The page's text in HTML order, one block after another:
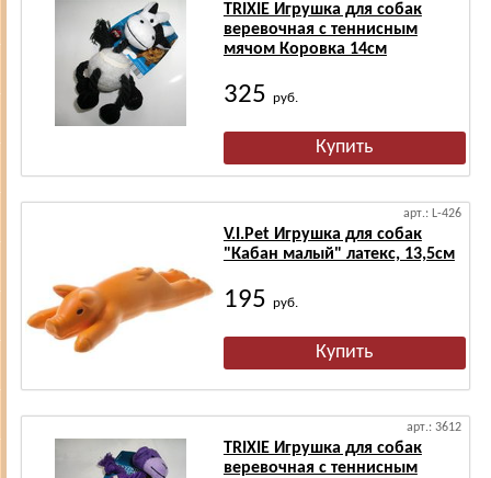
TRIXIE Игрушка для собак
веревочная с теннисным
мячом Коровка 14см
325 руб.
арт.: L-426
V.I.Pet Игрушка для собак
"Кабан малый" латекс, 13,5см
195 руб.
арт.: 3612
TRIXIE Игрушка для собак
веревочная с теннисным